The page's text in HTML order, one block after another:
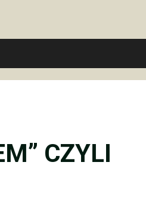
CZYLI